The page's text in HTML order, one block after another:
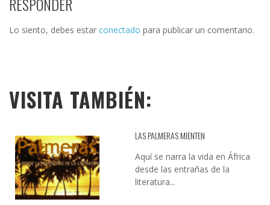
Lo siento, debes estar conectado para publicar un comentario.
VISITA TAMBIÉN:
LAS PALMERAS MIENTEN
Aquí se narra la vida en África
desde las entrañas de la
literatura...